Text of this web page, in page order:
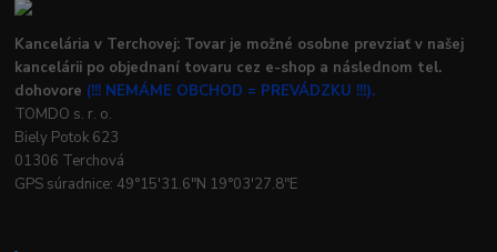
Kancelária v Terchovej: Tovar je možné osobne prevziať v našej
kancelárii po objednaní tovaru cez e-shop a následnom tel.
dohovore (!!! NEMÁME OBCHOD = PREVÁDZKU !!!).
TOMDO s. r. o.
Biely Potok 623
01306 Terchová
GPS súradnice: 49°15'31.6"N 19°03'27.8"E